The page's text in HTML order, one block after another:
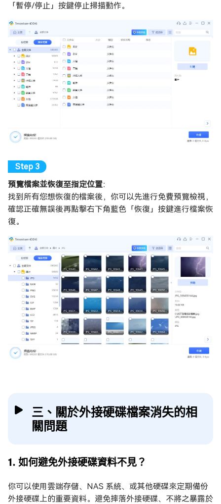
「暫停/停止」按鍵停止掃描動作。
預覽檔案並恢復至指定位置：
找到所有您想恢復的檔案後，你可以先進行免費預覽檢視，
確認正確無誤後再點擊右下角藍色「恢復」按鍵進行檔案恢
復。
三、關於外接硬碟檔案消失的相
關問題
1. 如何避免外接硬碟資料不見？
你可以使用雲端存儲、NAS 系統、或其他硬碟來定期備份
外接硬碟上的重要資料。避免摔落外接硬碟、不將之暴露於